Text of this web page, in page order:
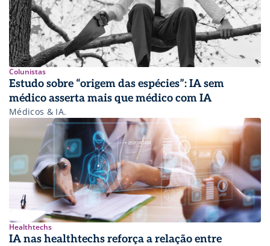
Colunistas
Estudo sobre “origem das espécies”: IA sem
médico asserta mais que médico com IA
Médicos & IA.
Healthtechs
IA nas healthtechs reforça a relação entre